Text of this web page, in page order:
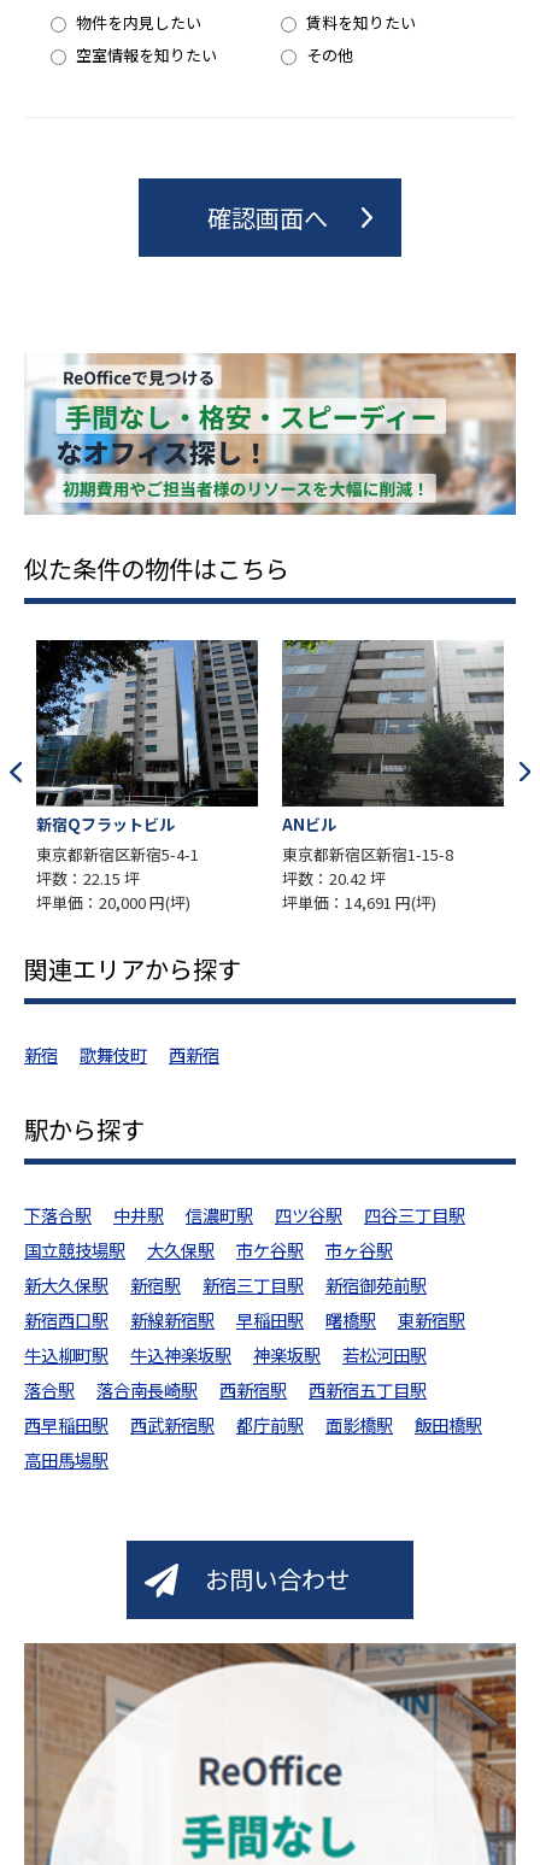
物件を内見したい
賃料を知りたい
空室情報を知りたい
その他
似た条件の物件はこちら
新宿Qフラットビル
東京都新宿区新宿5-4-1
坪数：22.15 坪
坪単価：20,000 円(坪)
ANビル
東京都新宿区新宿1-15-8
坪数：20.42 坪
坪単価：14,691 円(坪)
関連エリアから探す
新宿 歌舞伎町 西新宿
駅から探す
下落合駅 中井駅 信濃町駅 四ツ谷駅
四谷三丁目駅
国立競技場駅
大久保駅 市ケ谷駅
市ヶ谷駅
新大久保駅
新宿駅 新宿三丁目駅
新宿御苑前駅
新宿西口駅
新線新宿駅 早稲田駅 曙橋駅
東新宿駅
牛込柳町駅
牛込神楽坂駅 神楽坂駅
若松河田駅
落合駅
落合南長崎駅 西新宿駅
西新宿五丁目駅
西早稲田駅
西武新宿駅 都庁前駅 面影橋駅
飯田橋駅
高田馬場駅
お問い合わせ